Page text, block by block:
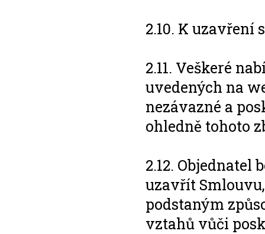
2.10. K
2.11. Veškeré
uvedených na
nezávazné a
ohledně tohoto
2.12.
uzavřít
podstaným
vztahů vůči